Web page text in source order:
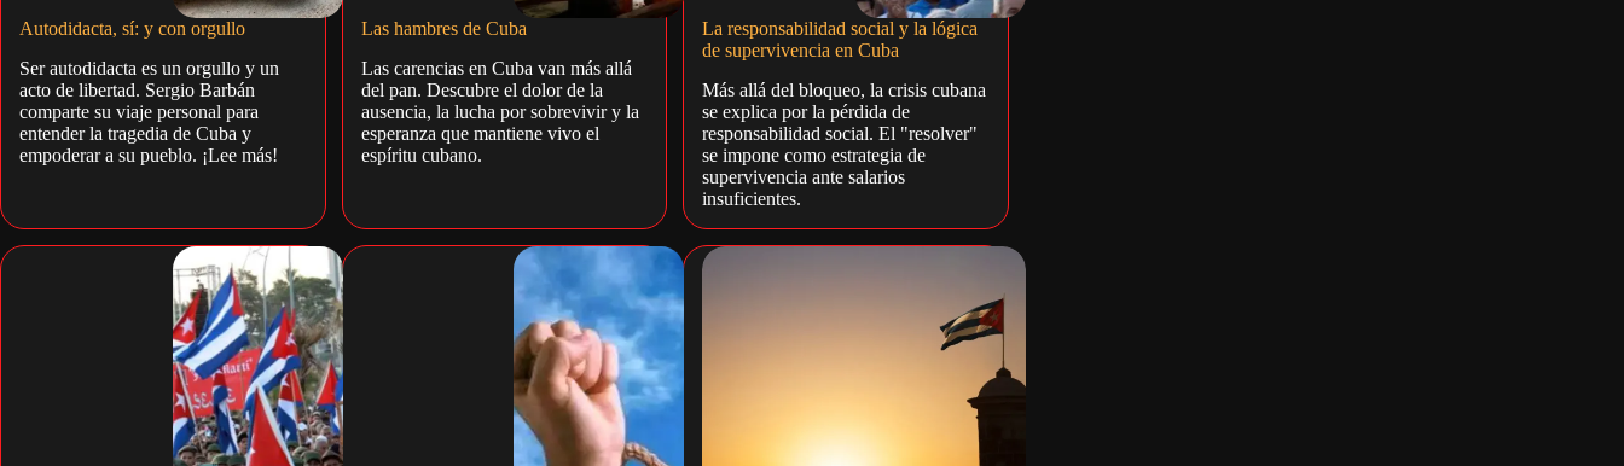
Autodidacta, sí: y con orgullo
Ser autodidacta es un orgullo y un
acto de libertad. Sergio Barbán
comparte su viaje personal para
entender la tragedia de Cuba y
empoderar a su pueblo. ¡Lee más!
Las hambres de Cuba
Las carencias en Cuba van más allá
del pan. Descubre el dolor de la
ausencia, la lucha por sobrevivir y la
esperanza que mantiene vivo el
espíritu cubano.
La responsabilidad social y la lógica
de supervivencia en Cuba
Más allá del bloqueo, la crisis cubana
se explica por la pérdida de
responsabilidad social. El "resolver"
se impone como estrategia de
supervivencia ante salarios
insuficientes.